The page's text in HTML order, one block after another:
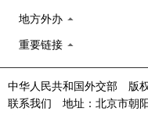
地方外办
重要链接
中华人民共和国外交部 版
联系我们 地址：北京市朝